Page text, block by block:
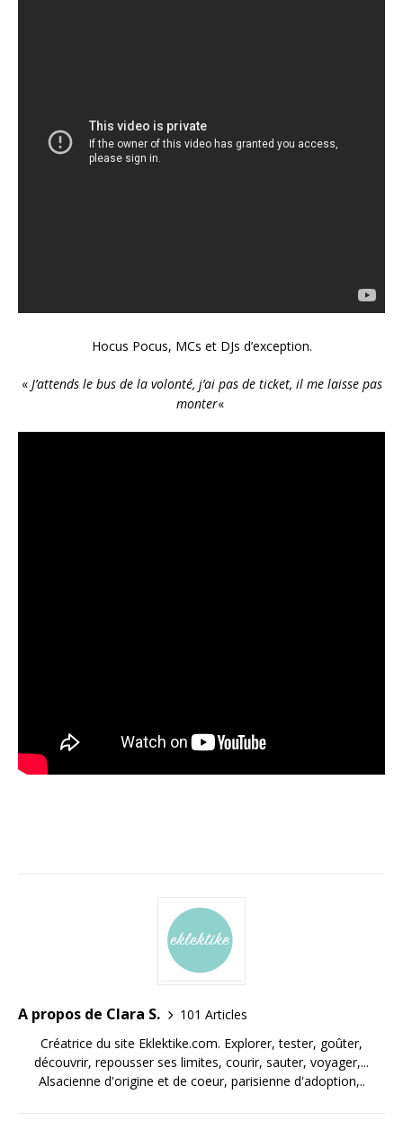
Hocus Pocus, MCs et DJs d’exception.
« J’attends le bus de la volonté, j’ai pas de ticket, il me laisse pas
monter«
A propos de Clara S.
101 Articles
Créatrice du site Eklektike.com. Explorer, tester, goûter,
découvrir, repousser ses limites, courir, sauter, voyager,...
Alsacienne d'origine et de coeur, parisienne d'adoption,..